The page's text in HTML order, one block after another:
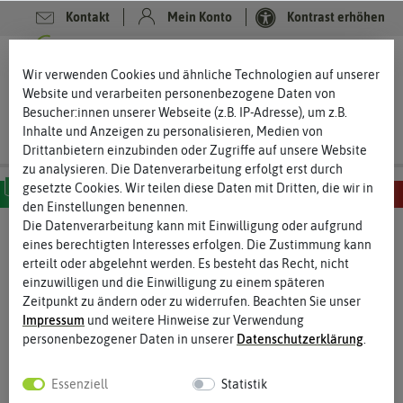
Kontakt Mein Konto Kontrast erhöhen
MILD SCHARF SEHR SCHARF EXTREM SCHARF HÖLLISCH SCHARF
-50%
Wir verwenden Cookies und ähnliche Technologien auf unserer
Website und verarbeiten personenbezogene Daten von
Besucher:innen unserer Webseite (z.B. IP-Adresse), um z.B.
Inhalte und Anzeigen zu personalisieren, Medien von
Drittanbietern einzubinden oder Zugriffe auf unsere Website
zu analysieren. Die Datenverarbeitung erfolgt erst durch
gesetzte Cookies. Wir teilen diese Daten mit Dritten, die wir in
den Einstellungen benennen.
Die Datenverarbeitung kann mit Einwilligung oder aufgrund
eines berechtigten Interesses erfolgen. Die Zustimmung kann
erteilt oder abgelehnt werden. Es besteht das Recht, nicht
einzuwilligen und die Einwilligung zu einem späteren
Zeitpunkt zu ändern oder zu widerrufen. Beachten Sie unser
Impressum und weitere Hinweise zur Verwendung
personenbezogener Daten in unserer Daten­schutz­erklärung
Essenziell Statistik